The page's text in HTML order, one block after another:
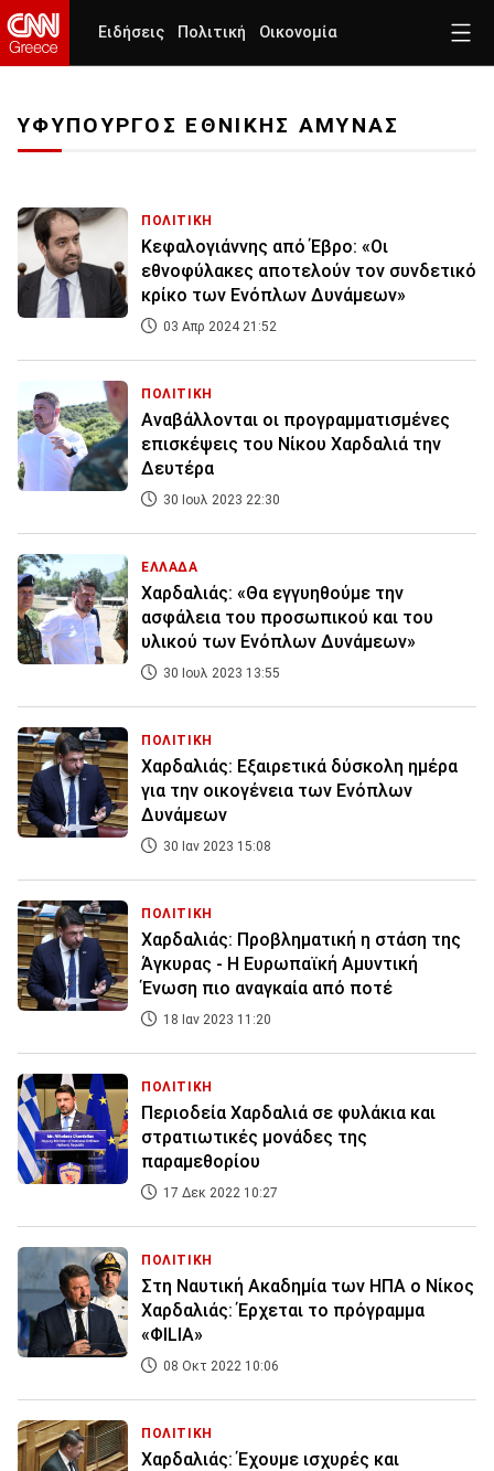
Ειδήσεις Πολιτική Οικονομία
ΥΦΥΠΟΥΡΓΟΣ ΕΘΝΙΚΗΣ ΑΜΥΝΑΣ
ΠΟΛΙΤΙΚΗ
Κεφαλογιάννης από Έβρο: «Oι
εθνοφύλακες αποτελούν τον συνδετικό
κρίκο των Ενόπλων Δυνάμεων»
03 Απρ 2024 21:52
ΠΟΛΙΤΙΚΗ
Αναβάλλονται οι προγραμματισμένες
επισκέψεις του Νίκου Χαρδαλιά την
Δευτέρα
30 Ιουλ 2023 22:30
ΕΛΛΑΔΑ
Χαρδαλιάς: «Θα εγγυηθούμε την
ασφάλεια του προσωπικού και του
υλικού των Ενόπλων Δυνάμεων»
30 Ιουλ 2023 13:55
ΠΟΛΙΤΙΚΗ
Χαρδαλιάς: Εξαιρετικά δύσκολη ημέρα
για την οικογένεια των Ενόπλων
Δυνάμεων
30 Ιαν 2023 15:08
ΠΟΛΙΤΙΚΗ
Χαρδαλιάς: Προβληματική η στάση της
Άγκυρας - Η Ευρωπαϊκή Αμυντική
Ένωση πιο αναγκαία από ποτέ
18 Ιαν 2023 11:20
ΠΟΛΙΤΙΚΗ
Περιοδεία Χαρδαλιά σε φυλάκια και
στρατιωτικές μονάδες της
παραμεθορίου
17 Δεκ 2022 10:27
ΠΟΛΙΤΙΚΗ
Στη Ναυτική Ακαδημία των ΗΠΑ ο Νίκος
Χαρδαλιάς: Έρχεται το πρόγραμμα
«ΦΙLIA»
08 Οκτ 2022 10:06
ΠΟΛΙΤΙΚΗ
Χαρδαλιάς: Έχουμε ισχυρές και